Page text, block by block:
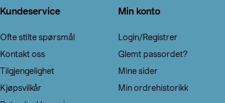
Kundeservice
Ofte stilte spørsmål
Kontakt oss
Tilgjengelighet
Kjøpsvilkår
Min konto
Login/Registrer
Glemt passordet?
Mine sider
Min ordrehistorikk